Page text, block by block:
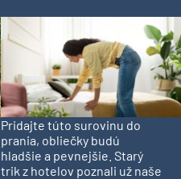
Pridajte túto surovinu do
prania, obliečky budú
hladšie a pevnejšie. Starý
trik z hotelov poznali už naše